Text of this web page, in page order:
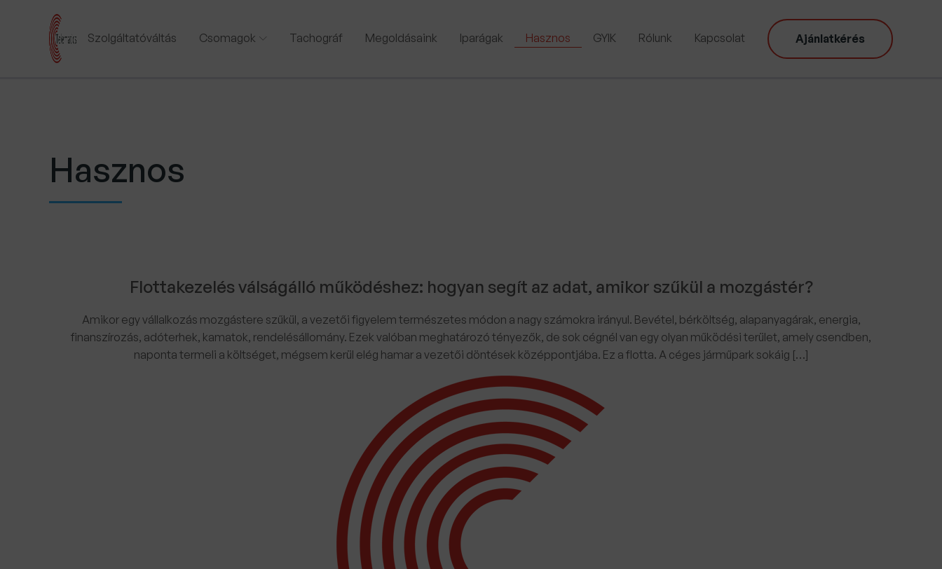
Szolgáltatóváltás Csomagok Tachográf Megoldásaink Iparágak Hasznos GYIK Rólunk Kapcsolat Ajánlatkérés
Hasznos
Flottakezelés válságálló működéshez: hogyan segít az adat, amikor szűkül a mozgástér?
Amikor egy vállalkozás mozgástere szűkül, a vezetői figyelem természetes módon a nagy számokra irányul. Bevétel, bérköltség, alapanyagárak, energia,
finanszírozás, adóterhek, kamatok, rendelésállomány. Ezek valóban meghatározó tényezők, de sok cégnél van egy olyan működési terület, amely csendben,
naponta termeli a költséget, mégsem kerül elég hamar a vezetői döntések középpontjába. Ez a flotta. A céges járműpark sokáig […]